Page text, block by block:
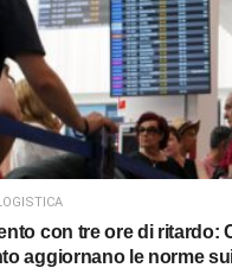
con tre ore di ritardo:
aggiornano le norme